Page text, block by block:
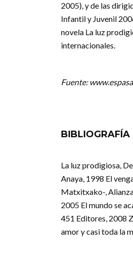
2005), y de las
Infantil y Juvenil
novela La luz
internacionales.
Fuente:
BIBLIOGRAFÍA
La luz prodigiosa,
Anaya, 1998 El
Matxitxako-,
2005 El mundo se
451 Editores, 2008
amor y casi toda la